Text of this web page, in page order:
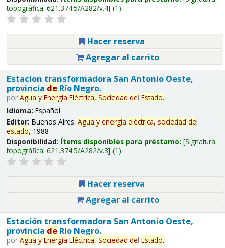
topográfica: 621.374.5/A282/v.4 (1).
Hacer reserva
Agregar al carrito
Estacion transformadora San Antonio Oeste,
provincia deRío Negro.
por Agua y Energía Eléctrica, Sociedad del Estado.
Idioma: Español
Editor: Buenos Aires: Agua y energía eléctrica, sociedad del
estado, 1988
Disponibilidad: Ítems disponibles para préstamo: Signatura
topográfica: 621.374.5/A282/v.3 (1).
Hacer reserva
Agregar al carrito
Estación transformadora San Antonio Oeste,
provincia deRío Negro.
por Agua y Energía Eléctrica, Sociedad del Estado.